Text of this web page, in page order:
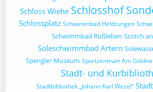
Schloss Wiehe Schlosshof
Schlossplatz Schwimmbad Heldrungen
Schwimmbad Roßleben Scotch
Soleschwimmbad Artern
Spengler Museum Sportzentrum Am
Stadt- und
Stadtbibliothek „Johann Karl Wezel“